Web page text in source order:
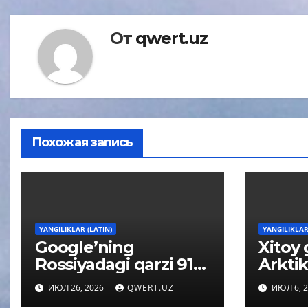
От qwert.uz
Похожая запись
YANGILIKLAR (LATIN)
Google’ning
Rossiyadagi qarzi 91
kvintillion rubldan
oshishi mumkin
ИЮЛ 26, 2026 QWERT.UZ
Xitoy
ИЮЛ 6,